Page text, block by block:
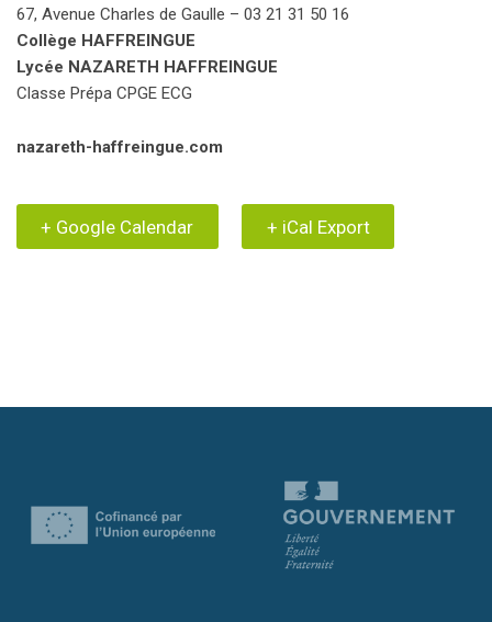
67, Avenue Charles de Gaulle – 03 21 31 50 16
Collège HAFFREINGUE
Lycée NAZARETH HAFFREINGUE
Classe Prépa CPGE ECG
nazareth-haffreingue.com
+ Google Calendar + iCal Export